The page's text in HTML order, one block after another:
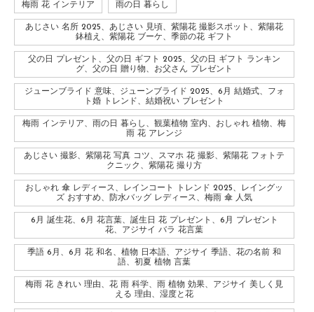
梅雨 花 インテリア 雨の日 暮らし
あじさい 名所 2025、あじさい 見頃、紫陽花 撮影スポット、紫陽花
鉢植え、紫陽花 ブーケ、季節の花 ギフト
父の日 プレゼント、父の日 ギフト 2025、父の日 ギフト ランキン
グ、父の日 贈り物、お父さん プレゼント
ジューンブライド 意味、ジューンブライド 2025、6月 結婚式、フォ
ト婚 トレンド、結婚祝い プレゼント
梅雨 インテリア、雨の日 暮らし、観葉植物 室内、おしゃれ 植物、梅
雨 花 アレンジ
あじさい 撮影、紫陽花 写真 コツ、スマホ 花 撮影、紫陽花 フォトテ
クニック、紫陽花 撮り方
おしゃれ 傘 レディース、レインコート トレンド 2025、レイングッ
ズ おすすめ、防水バッグ レディース、梅雨 傘 人気
6月 誕生花、6月 花言葉、誕生日 花 プレゼント、6月 プレゼント
花、アジサイ バラ 花言葉
季語 6月、6月 花 和名、植物 日本語、アジサイ 季語、花の名前 和
語、初夏 植物 言葉
梅雨 花 きれい 理由、花 雨 科学、雨 植物 効果、アジサイ 美しく見
える 理由、湿度と花